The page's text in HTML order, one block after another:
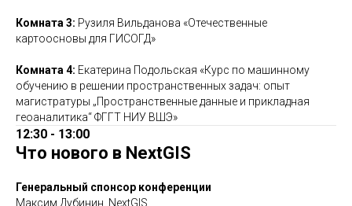
Комната 3: Рузиля Вильданова «Отечественные
картоосновы для ГИСОГД»
Комната 4: Екатерина Подольская «Курс по машинному
обучению в решении пространственных задач: опыт
магистратуры „Пространственные данные и прикладная
геоаналитика“ ФГГТ НИУ ВШЭ»
12:30 - 13:00
Что нового в NextGIS
Генеральный спонсор конференции
Максим Дубинин, NextGIS